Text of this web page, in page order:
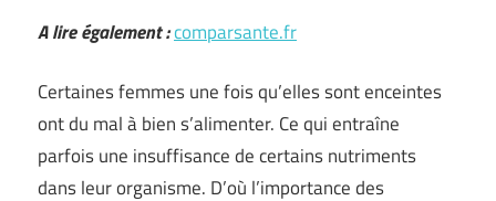
A lire également :comparsante.fr
Certaines femmes une fois qu’elles sont enceintes
ont du mal à bien s’alimenter. Ce qui entraîne
parfois une insuffisance de certains nutriments
dans leur organisme. D’où l’importance des